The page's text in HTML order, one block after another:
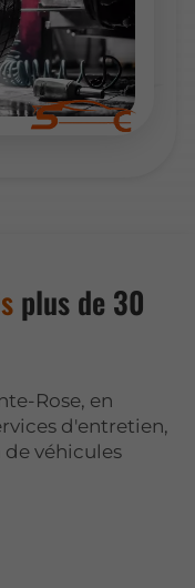
plus de 30
Rose, en
d'entretien,
véhicules